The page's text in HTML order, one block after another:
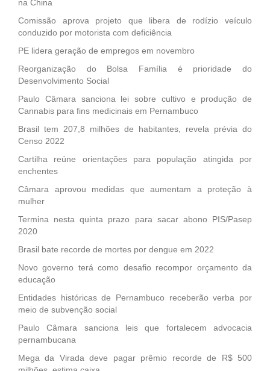
na China
Comissão aprova projeto que libera de rodízio veículo
conduzido por motorista com deficiência
PE lidera geração de empregos em novembro
Reorganização do Bolsa Família é prioridade do
Desenvolvimento Social
Paulo Câmara sanciona lei sobre cultivo e produção de
Cannabis para fins medicinais em Pernambuco
Brasil tem 207,8 milhões de habitantes, revela prévia do
Censo 2022
Cartilha reúne orientações para população atingida por
enchentes
Câmara aprovou medidas que aumentam a proteção à
mulher
Termina nesta quinta prazo para sacar abono PIS/Pasep
2020
Brasil bate recorde de mortes por dengue em 2022
Novo governo terá como desafio recompor orçamento da
educação
Entidades históricas de Pernambuco receberão verba por
meio de subvenção social
Paulo Câmara sanciona leis que fortalecem advocacia
pernambucana
Mega da Virada deve pagar prêmio recorde de R$ 500